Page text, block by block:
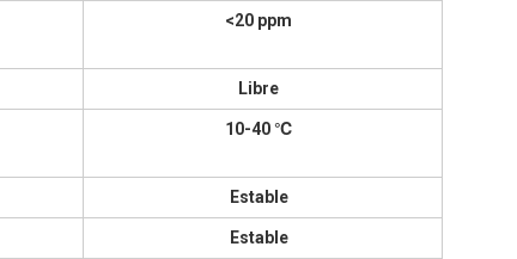
<20 ppm
Libre
10-40 ℃
Estable
Estable